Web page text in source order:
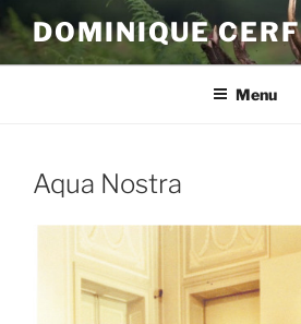
Aller
au
contenu
DOMINIQUE CERF
Menu
Aqua Nostra